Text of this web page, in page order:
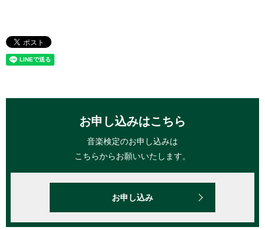
お申し込みはこちら
音楽検定のお申し込みは
こちらからお願いいたします。
お申し込み